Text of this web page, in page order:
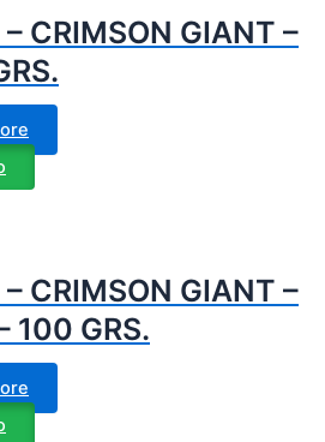
CRIMSON GIANT –
CRIMSON GIANT –
100 GRS.